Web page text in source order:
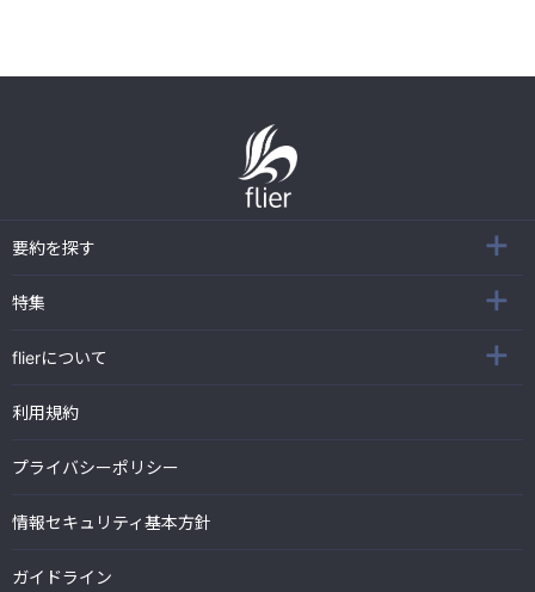
要約を探す
特集
flierについて
利用規約
プライバシーポリシー
情報セキュリティ基本方針
ガイドライン